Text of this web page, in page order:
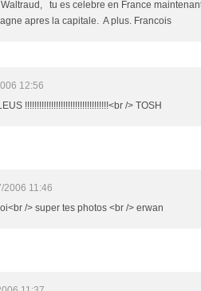
tu es celebre en France
apres la capitale. A plus. Francois
12:56
!!!!!!!!!!!!!!!!!!!!!!!!!!!!!!!!!!!<br /> TOSH
2006 11:46
/> super tes photos <br /> erwan